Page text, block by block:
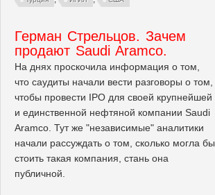
Герман Стрельцов. Зачем
продают Saudi Aramco.
На днях проскочила информация о том,
что саудиты начали вести разговоры о том,
чтобы провести IPO для своей крупнейшей
и единственной нефтяной компании Saudi
Aramco. Тут же "независимые" аналитики
начали рассуждать о том, сколько могла бы
стоить такая компания, стань она
публичной.